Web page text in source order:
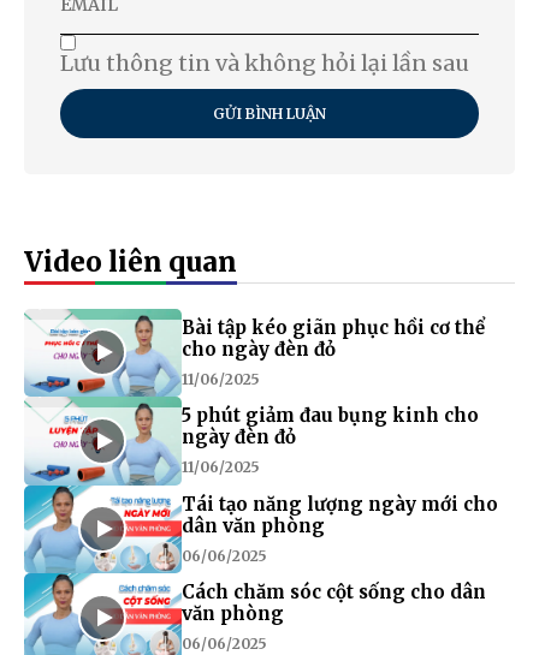
Lưu thông tin và không hỏi lại lần sau
GỬI BÌNH LUẬN
Video liên quan
Bài tập kéo giãn phục hồi cơ thể
cho ngày đèn đỏ
11/06/2025
5 phút giảm đau bụng kinh cho
ngày đèn đỏ
11/06/2025
Tái tạo năng lượng ngày mới cho
dân văn phòng
06/06/2025
Cách chăm sóc cột sống cho dân
văn phòng
06/06/2025